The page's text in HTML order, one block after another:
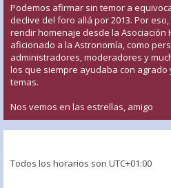
Podemos afirmar sin temor a
declive del foro allá por 2013. Por
rendir homenaje desde la Asociación
aficionado a la Astronomía, como
administradores, moderadores y
los que siempre ayudaba con
temas.
Nos vemos en las estrellas, amigo
Todos los horarios son UTC+01:00